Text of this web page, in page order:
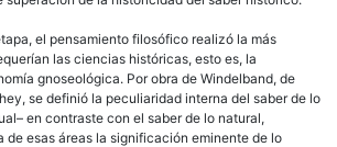
el pensamiento filosófico realizó la más
las ciencias históricas, esto es, la
gnoseológica. Por obra de Windelband, de
se definió la peculiaridad interna del saber de lo
en contraste con el saber de lo natural,
de esas áreas la significación eminente de lo